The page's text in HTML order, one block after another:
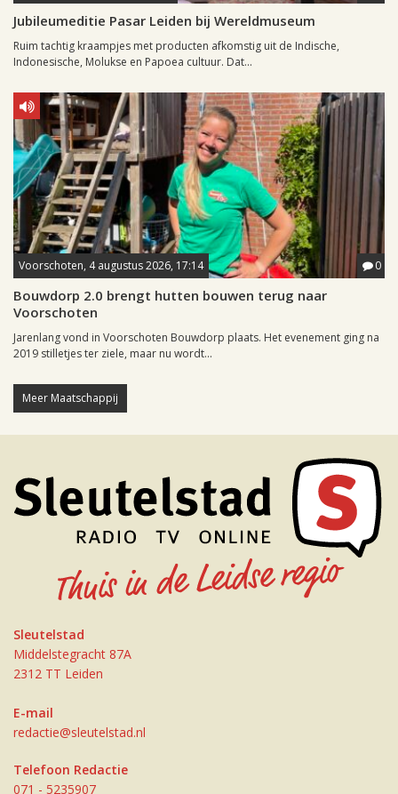
Jubileumeditie Pasar Leiden bij Wereldmuseum
Ruim tachtig kraampjes met producten afkomstig uit de Indische,
Indonesische, Molukse en Papoea cultuur. Dat...
Voorschoten, 4 augustus 2026, 17:14 0
Bouwdorp 2.0 brengt hutten bouwen terug naar
Voorschoten
Jarenlang vond in Voorschoten Bouwdorp plaats. Het evenement ging na
2019 stilletjes ter ziele, maar nu wordt...
Meer Maatschappij
Sleutelstad
Middelstegracht 87A
2312 TT Leiden
E-mail
redactie@sleutelstad.nl
Telefoon Redactie
071 - 5235907